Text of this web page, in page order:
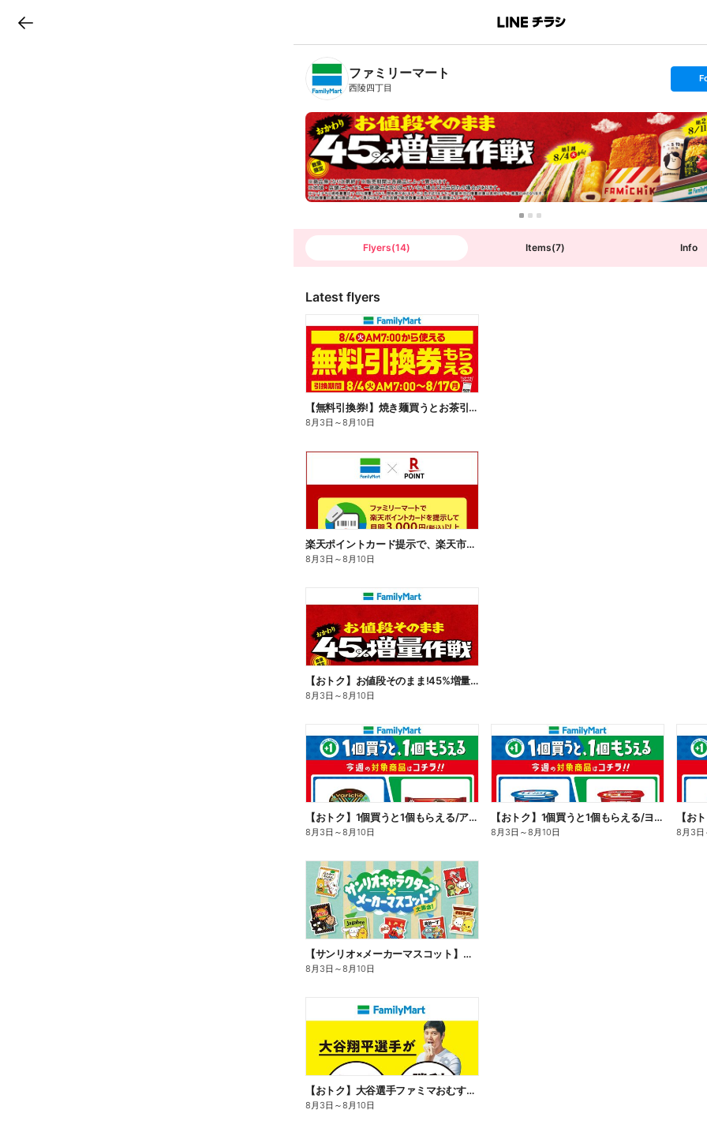
B
n
T
ファミリーマート
西陵四丁目
s
t
o
l
l
o
w
Flyers(14) Items(7) Info
Latest flyers
【無料引換券!】焼き麺買うとお茶引換券貰える!
8月3日 ～8月10日
楽天ポイントカード提示で、楽天市場でのお買い物がおトクに!
8月3日 ～8月10日
【おトク】お値段そのまま!45%増量作戦!
8月3日 ～8月10日
【おトク】1個買うと1個もらえる/アイス
8月3日 ～8月10日
【おトク】1個買うと1個もらえる/ヨーグルト
8月3日 ～8月10日
【お
8月3日
【サンリオ×メーカーマスコット】オリジナルグッズ貰える!
8月3日 ～8月10日
【おトク】大谷選手ファミマおむすび割
8月3日 ～8月10日